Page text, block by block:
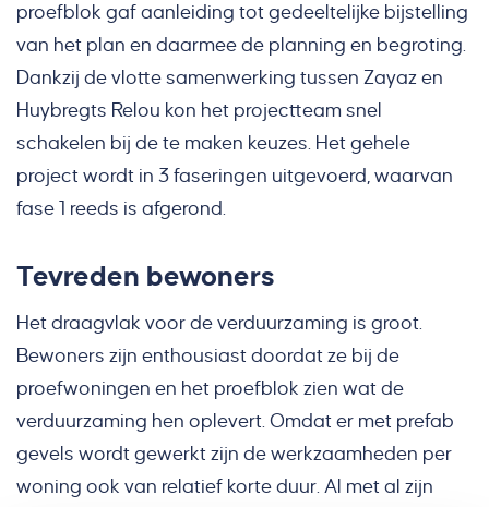
proefblok gaf aanleiding tot gedeeltelijke bijstelling
van het plan en daarmee de planning en begroting.
Dankzij de vlotte samenwerking tussen Zayaz en
Huybregts Relou kon het projectteam snel
schakelen bij de te maken keuzes. Het gehele
project wordt in 3 faseringen uitgevoerd, waarvan
fase 1 reeds is afgerond.
Tevreden bewoners
Het draagvlak voor de verduurzaming is groot.
Bewoners zijn enthousiast doordat ze bij de
proefwoningen en het proefblok zien wat de
verduurzaming hen oplevert. Omdat er met prefab
gevels wordt gewerkt zijn de werkzaamheden per
woning ook van relatief korte duur. Al met al zijn